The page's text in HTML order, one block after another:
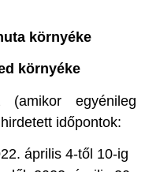
környéke
környéke
(amikor egyénileg
időpontok:
április 4-től 10-ig